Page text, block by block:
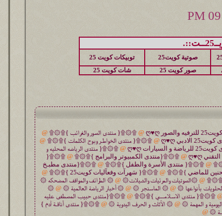
صوتية كويت25
توبيكات كويت 25
صور كويت 25
شات كويت 25
@ ۩۞۩{ منتدى الصور والغرائب }۩۞۩ @
@۩۞۩{ منتدى الخواطـر وبوح الكلمات }۩۞۩ @
@۩۞۩{ منتدى الرياضه المحليه و
@۩۞۩{منتدى الكمبيوتر والبرامج }۩۞۩ @۩۞۩{
@۩۞۩{ منتدى الأسرة والطفل }۩۞۩ @۩۞۩{منتدى مطبـخ
للماضي }۩۞۩ @ ۩۞۩{ سَهرآت وفعآليات كويت25 }۩۞۩
@
}۩۞۩ @۞الصوتيات والمرئيات والشيلات۞ @۞ الطرائف والمواقف المضحكه ۞
بأنواعها ۞ @۞ الماسنجر ۞ @۞ أخبار الرياضة العالمية ۞ @۞
۩۞۩{ منتدى الاسـلامـــي }۩۞۩ @۩۞۩{منتدى حبيب المصطفى عليه
و المهمة ۞ @۞ الأثاث و الحرف اليدوية ۞ @۩۞۩{ منتدى أناقـة آدم }
۞ @